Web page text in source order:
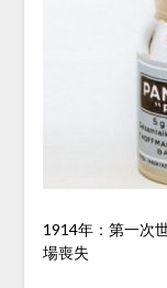
1914年：第一次
場喪失